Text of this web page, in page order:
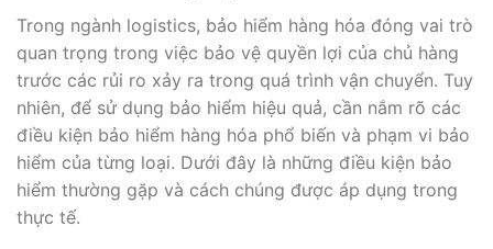
Trong ngành logistics, bảo hiểm hàng hóa đóng vai trò
quan trọng trong việc bảo vệ quyền lợi của chủ hàng
trước các rủi ro xảy ra trong quá trình vận chuyển. Tuy
nhiên, để sử dụng bảo hiểm hiệu quả, cần nắm rõ các
điều kiện bảo hiểm hàng hóa phổ biến và phạm vi bảo
hiểm của từng loại. Dưới đây là những điều kiện bảo
hiểm thường gặp và cách chúng được áp dụng trong
thực tế.